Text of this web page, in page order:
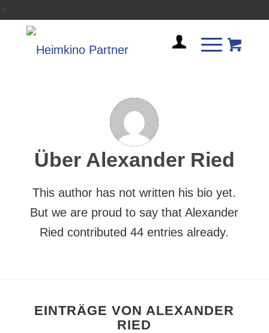
Über Alexander Ried
This author has not written his bio yet.
But we are proud to say thatAlexander
Ried contributed 44 entries already.
EINTRÄGE VON ALEXANDER
RIED